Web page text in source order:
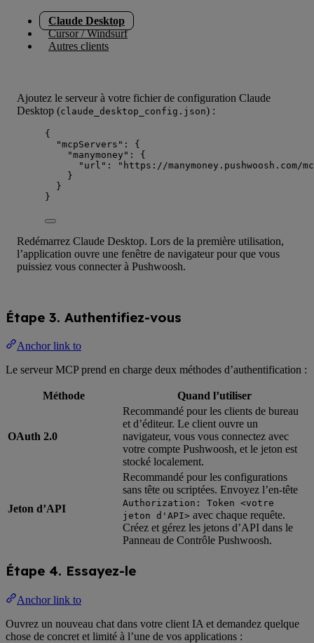
Claude Desktop
Cursor / Windsurf
Autres clients
Ajoutez le serveur à votre fichier de configuration Claude
Desktop (claude_desktop_config.json) :
{
"mcpServers" : {
"manymoney" : {
"url" : " https://manymoney.pushwoosh.com/
}
}
}
Redémarrez Claude Desktop. Lors de la première utilisation,
l’application ouvre une fenêtre de navigateur pour que vous
puissiez vous connecter à Pushwoosh.
Étape 3. Authentifiez-vous
Anchor link to
Le serveur MCP prend en charge deux méthodes d’authentification :
Méthode Quand l’utiliser
OAuth 2.0
Recommandé pour les clients de bureau
et d’éditeur. Le client ouvre un
navigateur, vous vous connectez avec
votre compte Pushwoosh, et le jeton est
stocké localement.
Jeton d’API
Recommandé pour les configurations
sans tête ou scriptées. Envoyez l’en-tête
Authorization: Token <votre
jeton d'API> avec chaque requête.
Créez et gérez les jetons d’API dans le
Panneau de Contrôle Pushwoosh.
Étape 4. Essayez-le
Anchor link to
Ouvrez un nouveau chat dans votre client IA et demandez quelque
chose de concret et limité à l’une de vos applications :